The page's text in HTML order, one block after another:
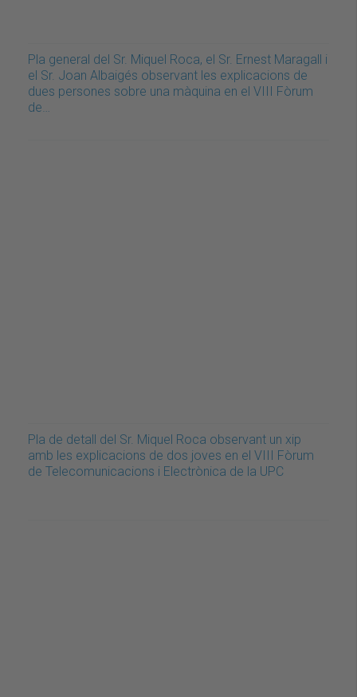
Pla general del Sr. Miquel Roca, el Sr. Ernest Maragall i
el Sr. Joan Albaigés observant les explicacions de
dues persones sobre una màquina en el VIII Fòrum
de…
Pla de detall del Sr. Miquel Roca observant un xip
amb les explicacions de dos joves en el VIII Fòrum
de Telecomunicacions i Electrònica de la UPC